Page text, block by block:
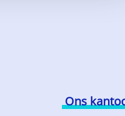
Ons